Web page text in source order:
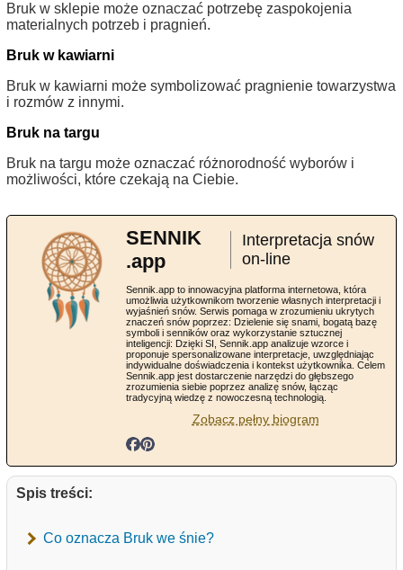
Bruk w sklepie może oznaczać potrzebę zaspokojenia
materialnych potrzeb i pragnień.
Bruk w kawiarni
Bruk w kawiarni może symbolizować pragnienie towarzystwa
i rozmów z innymi.
Bruk na targu
Bruk na targu może oznaczać różnorodność wyborów i
możliwości, które czekają na Ciebie.
SENNIK
.app
Interpretacja snów
on-line
Sennik.app to innowacyjna platforma internetowa, która
umożliwia użytkownikom tworzenie własnych interpretacji i
wyjaśnień snów. Serwis pomaga w zrozumieniu ukrytych
znaczeń snów poprzez: Dzielenie się snami, bogatą bazę
symboli i senników oraz wykorzystanie sztucznej
inteligencji: Dzięki SI, Sennik.app analizuje wzorce i
proponuje spersonalizowane interpretacje, uwzględniając
indywidualne doświadczenia i kontekst użytkownika. Celem
Sennik.app jest dostarczenie narzędzi do głębszego
zrozumienia siebie poprzez analizę snów, łącząc
tradycyjną wiedzę z nowoczesną technologią.
Zobacz pełny biogram
Spis treści:
Co oznacza Bruk we śnie?